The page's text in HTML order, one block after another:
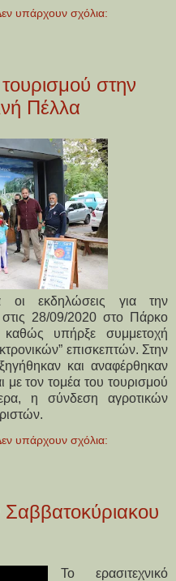
υπάρχουν σχόλια:
στην
Πέλλα
οι εκδηλώσεις για την
28/09/2020 στο Πάρκο
υπήρξε συμμετοχή
επισκεπτών. Στην
και αναφέρθηκαν
με τον τομέα του τουρισμού
η σύνδεση αγροτικών
υπάρχουν σχόλια:
Το ερασιτεχνικό